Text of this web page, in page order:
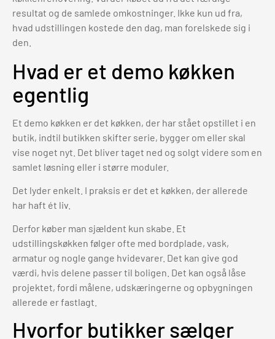
resultat og de samlede omkostninger. Ikke kun ud fra,
hvad udstillingen kostede den dag, man forelskede sig i
den.
Hvad er et demo køkken
egentlig
Et demo køkken er det køkken, der har stået opstillet i en
butik, indtil butikken skifter serie, bygger om eller skal
vise noget nyt. Det bliver taget ned og solgt videre som en
samlet løsning eller i større moduler.
Det lyder enkelt. I praksis er det et køkken, der allerede
har haft ét liv.
Derfor køber man sjældent kun skabe. Et
udstillingskøkken følger ofte med bordplade, vask,
armatur og nogle gange hvidevarer. Det kan give god
værdi, hvis delene passer til boligen. Det kan også låse
projektet, fordi målene, udskæringerne og opbygningen
allerede er fastlagt.
Hvorfor butikker sælger